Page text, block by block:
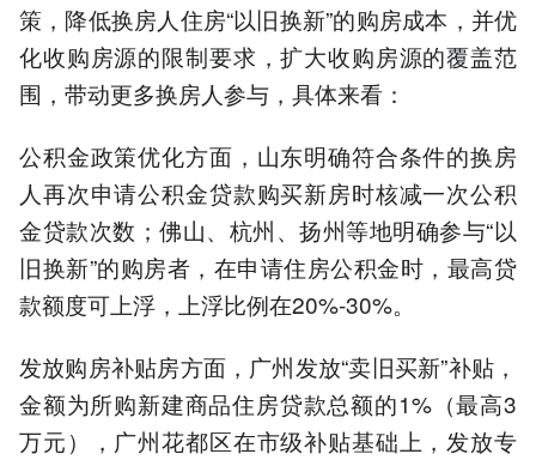
策，降低换房人住房“以旧换新”的购房成本，并优
化收购房源的限制要求，扩大收购房源的覆盖范
围，带动更多换房人参与，具体来看：
公积金政策优化方面，山东明确符合条件的换房
人再次申请公积金贷款购买新房时核减一次公积
金贷款次数；佛山、杭州、扬州等地明确参与“以
旧换新”的购房者，在申请住房公积金时，最高贷
款额度可上浮，上浮比例在20%-30%。
发放购房补贴房方面，广州发放“卖旧买新”补贴，
金额为所购新建商品住房贷款总额的1%（最高3
万元），广州花都区在市级补贴基础上，发放专